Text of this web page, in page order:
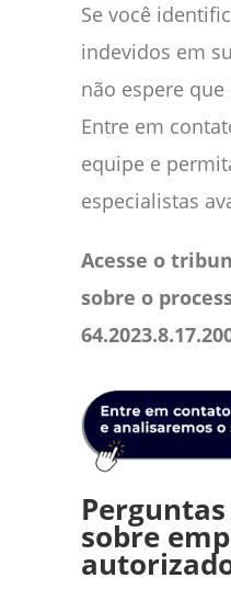
Se você
indevidos em
não espere
Entre em
equipe e
especialistas
Acesse o
sobre o
sobre